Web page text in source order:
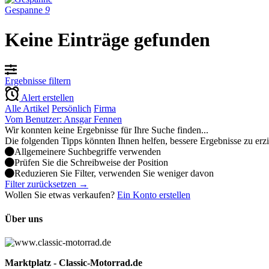
Gespanne 9
Keine Einträge gefunden
Ergebnisse filtern
Alert erstellen
Alle Artikel Persönlich Firma
Vom Benutzer: Ansgar Fennen
Wir konnten keine Ergebnisse für Ihre Suche finden...
Die folgenden Tipps könnten Ihnen helfen, bessere Ergebnisse zu
Allgemeinere Suchbegriffe verwenden
Prüfen Sie die Schreibweise der Position
Reduzieren Sie Filter, verwenden Sie weniger davon
Filter zurücksetzen →
Wollen Sie etwas verkaufen? Ein Konto erstellen
Über uns
Marktplatz - Classic-Motorrad.de